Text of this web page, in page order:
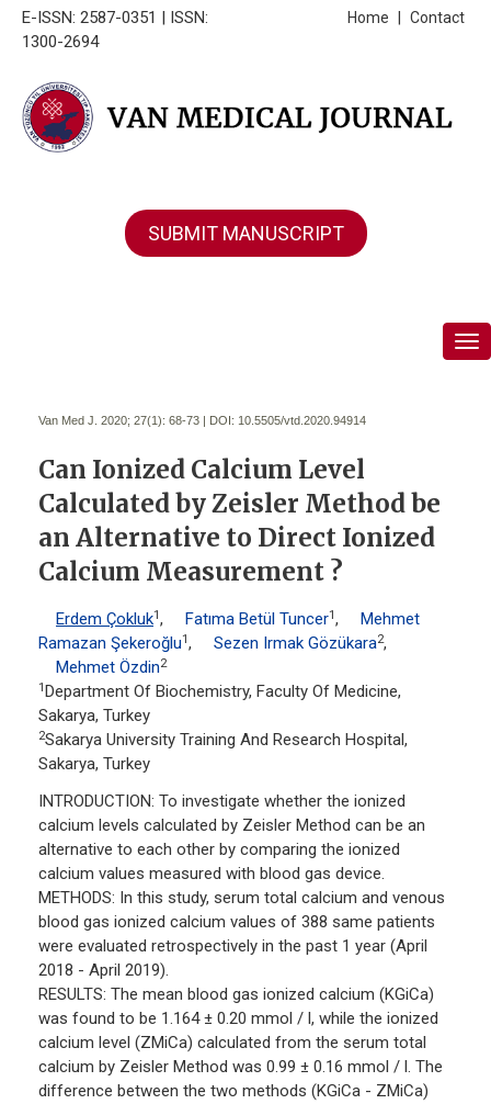
E-ISSN: 2587-0351 | ISSN:
1300-2694
Contact
Home
SUBMIT MANUSCRIPT
Van Med J. 2020; 27(1): 68-73 | DOI: 10.5505/vtd.2020.94914
Can Ionized Calcium Level
Calculated by Zeisler Method be
an Alternative to Direct Ionized
Calcium Measurement ?
Erdem Çokluk1, Fatıma Betül Tuncer1,
Mehmet
Ramazan Şekeroğlu1, Sezen Irmak Gözükara2,
Mehmet Özdin2
1 Department Of Biochemistry, Faculty Of Medicine,
Sakarya, Turkey
2Sakarya University Training And Research Hospital,
Sakarya, Turkey
INTRODUCTION: To investigate whether the ionized
calcium levels calculated by Zeisler Method can be an
alternative to each other by comparing the ionized
calcium values measured with blood gas device.
METHODS: In this study, serum total calcium and venous
blood gas ionized calcium values of 388 same patients
were evaluated retrospectively in the past 1 year (April
2018 - April 2019).
RESULTS: The mean blood gas ionized calcium (KGiCa)
was found to be 1.164 ± 0.20 mmol / l, while the ionized
calcium level (ZMiCa) calculated from the serum total
calcium by Zeisler Method was 0.99 ± 0.16 mmol / l. The
difference between the two methods (KGiCa - ZMiCa)